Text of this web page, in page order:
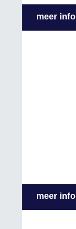
meer info
meer info